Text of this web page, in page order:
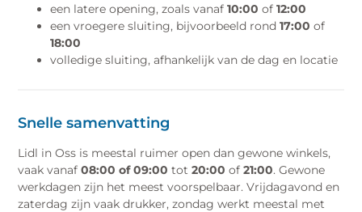
een latere opening, zoals vanaf10:00 of12:00
een vroegere sluiting, bijvoorbeeld rond17:00 of
18:00
volledige sluiting, afhankelijk van de dag en locatie
Snelle samenvatting
Lidl in Oss is meestal ruimer open dan gewone winkels,
vaak vanaf08:00 of 09:00 tot20:00 of21:00. Gewone
werkdagen zijn het meest voorspelbaar. Vrijdagavond en
zaterdag zijn vaak drukker, zondag werkt meestal met